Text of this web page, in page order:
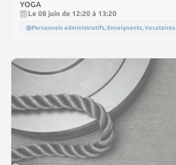
YOGA
Le 08 juin de 12:20 à 13:20
Personnels administratifs, Enseignants, Vacataires